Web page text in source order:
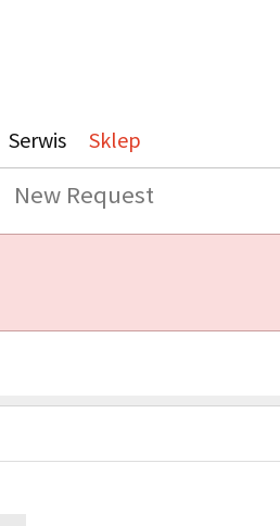
Serwis Sklep
New Request